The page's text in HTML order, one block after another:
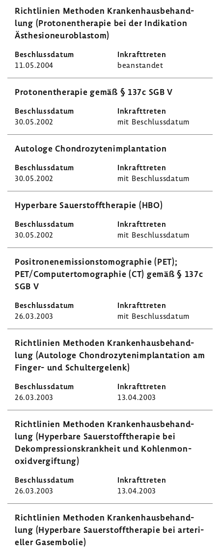
Richt­li­nien Methoden Kran­ken­haus­be­hand­
lung (Proto­nen­the­rapie bei der Indi­ka­tion
Ästhe­sio­neu­ro­blastom)
11.05.2004 bean­standet
Proto­nen­the­rapie gemäß § 137c SGB V
30.05.2002 mit Beschluss­datum
Auto­loge Chon­dro­zy­ten­im­plan­ta­tion
30.05.2002 mit Beschluss­datum
Hyper­bare Sauer­stoff­the­rapie (HBO)
30.05.2002 mit Beschluss­datum
Posi­tro­nen­emis­si­ons­to­mo­gra­phie (PET);
PET/Compu­ter­to­mo­gra­phie (CT) gemäß § 137c
SGB V
26.03.2003 mit Beschluss­datum
Richt­li­nien Methoden Kran­ken­haus­be­hand­
lung (Auto­loge Chon­dro­zy­ten­im­plan­ta­tion am
Finger- und Schul­ter­ge­lenk)
26.03.2003 13.04.2003
Richt­li­nien Methoden Kran­ken­haus­be­hand­
lung (Hyper­bare Sauer­stoff­the­rapie bei
Dekom­pres­si­ons­krank­heit und Kohlen­mon­
oxid­ver­gif­tung)
26.03.2003 13.04.2003
Richt­li­nien Methoden Kran­ken­haus­be­hand­
lung (Hyper­bare Sauer­stoff­the­rapie bei arte­ri­
eller Gasem­bolie)